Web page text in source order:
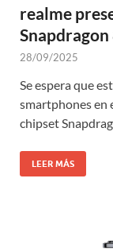
realme
Snapdragon
28/09/2025
Se espera que
smartphones en
chipset
LEER MÁS